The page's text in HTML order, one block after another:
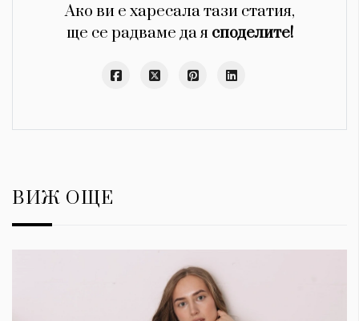
Ако ви е харесала тази статия,
ще се радваме да я споделите!
ВИЖ ОЩЕ